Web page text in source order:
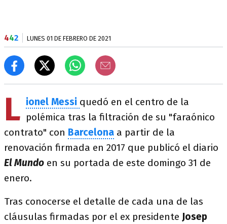
442 LUNES 01 DE FEBRERO DE 2021
L ionel Messi quedó en el centro de la
polémica tras la filtración de su "faraónico
contrato" con Barcelona a partir de la
renovación firmada en 2017 que publicó el diario
El Mundo en su portada de este domingo 31 de
enero.
Tras conocerse el detalle de cada una de las
cláusulas firmadas por el ex presidente Josep